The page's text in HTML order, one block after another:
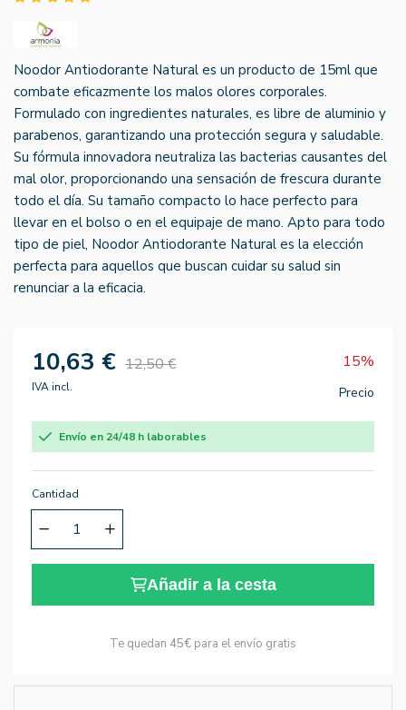
Noodor Antiodorante Natural es un producto de 15ml que
combate eficazmente los malos olores corporales.
Formulado con ingredientes naturales, es libre de aluminio y
parabenos, garantizando una protección segura y saludable.
Su fórmula innovadora neutraliza las bacterias causantes del
mal olor, proporcionando una sensación de frescura durante
todo el día. Su tamaño compacto lo hace perfecto para
llevar en el bolso o en el equipaje de mano. Apto para todo
tipo de piel, Noodor Antiodorante Natural es la elección
perfecta para aquellos que buscan cuidar su salud sin
renunciar a la eficacia.
10,63 € 12,50 € 15%
IVA incl. Precio
Envío en 24/48 h laborables
Cantidad
Añadir a la cesta
Te quedan 45€ para el envío gratis